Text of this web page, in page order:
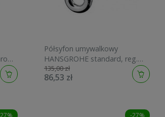
Półsyfon umywalkowy
HANSGROHE standard, reg.
pion 35-85mm, chrom
53002000
135,00 zł
86,53 zł
-27%